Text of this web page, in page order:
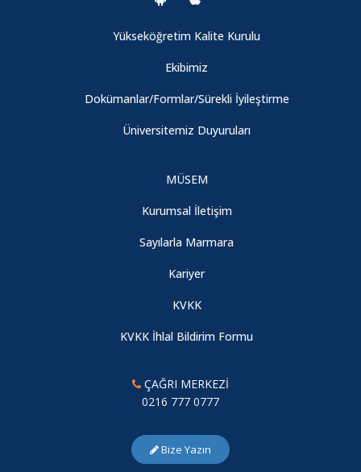
Yükseköğretim Kalite Kurulu
Ekibimiz
Dokümanlar/Formlar/Sürekli İyileştirme
Üniversitemiz Duyuruları
MÜSEM
Kurumsal İletişim
Sayılarla Marmara
Kariyer
KVKK
KVKK İhlal Bildirim Formu
ÇAĞRI MERKEZİ
0216 777 0777
Bize Yazın